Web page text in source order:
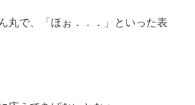
丸で、「ほぉ．．．」といった表